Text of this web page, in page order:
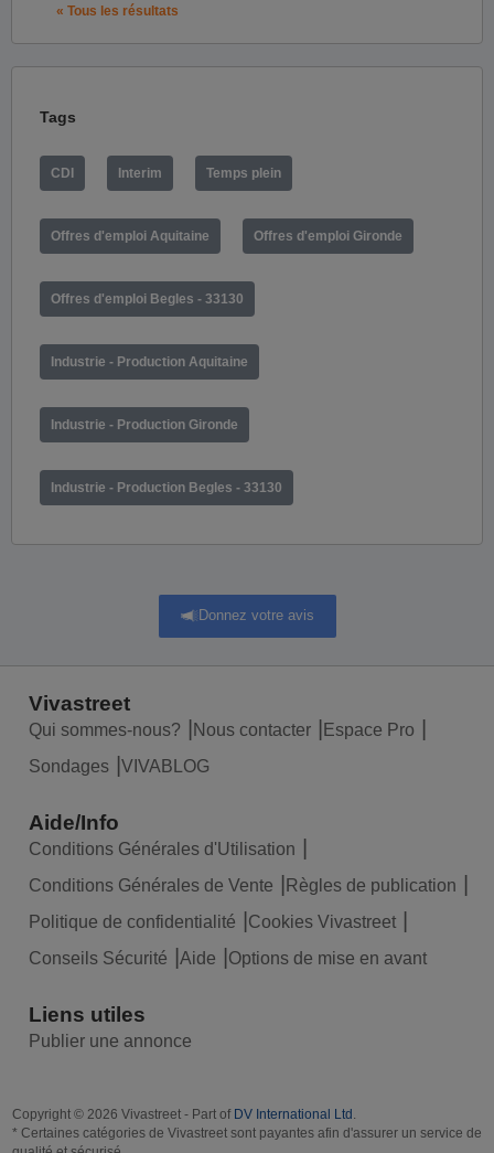
« Tous les résultats
Tags
CDI Interim Temps plein
Offres d'emploi Aquitaine Offres d'emploi Gironde
Offres d'emploi Begles - 33130
Industrie - Production Aquitaine
Industrie - Production Gironde
Industrie - Production Begles - 33130
Donnez votre avis
Vivastreet
Qui sommes-nous? Nous contacter
Espace Pro
Sondages
VIVABLOG
Aide/Info
Conditions Générales d'Utilisation
Conditions Générales de Vente
Règles de publication
Politique de confidentialité
Cookies Vivastreet
Conseils Sécurité
Aide Options de mise en avant
Liens utiles
Publier une annonce
Copyright © 2026 Vivastreet - Part of DV International Ltd .
* Certaines catégories de Vivastreet sont payantes afin d'assurer un service de